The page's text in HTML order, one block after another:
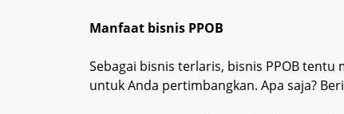
Manfaat bisnis PPOB
Sebagai bisnis terlaris, bisnis PPOB
untuk Anda pertimbangkan. Apa saja?